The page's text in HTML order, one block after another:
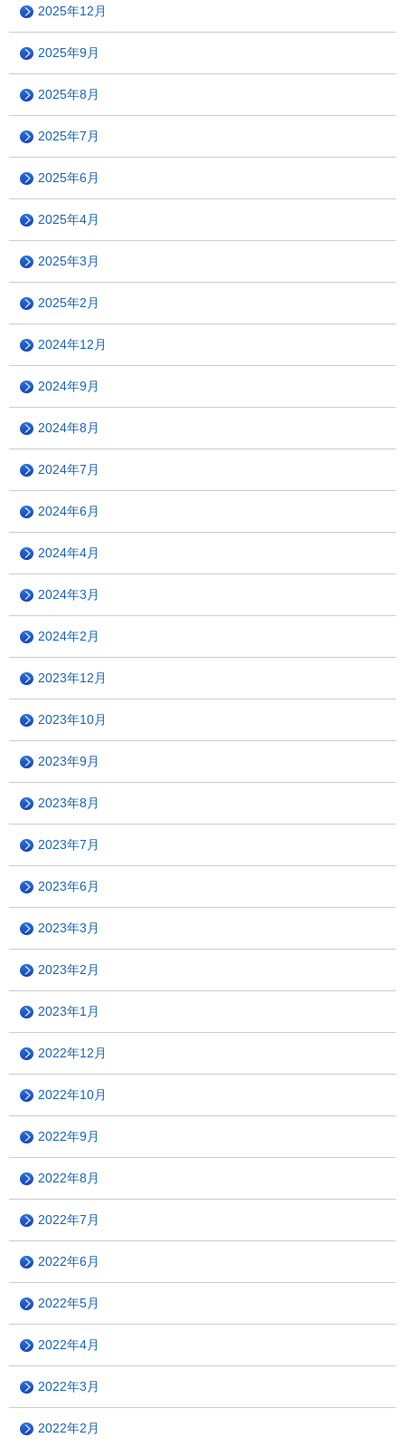
2025年12月
2025年9月
2025年8月
2025年7月
2025年6月
2025年4月
2025年3月
2025年2月
2024年12月
2024年9月
2024年8月
2024年7月
2024年6月
2024年4月
2024年3月
2024年2月
2023年12月
2023年10月
2023年9月
2023年8月
2023年7月
2023年6月
2023年3月
2023年2月
2023年1月
2022年12月
2022年10月
2022年9月
2022年8月
2022年7月
2022年6月
2022年5月
2022年4月
2022年3月
2022年2月